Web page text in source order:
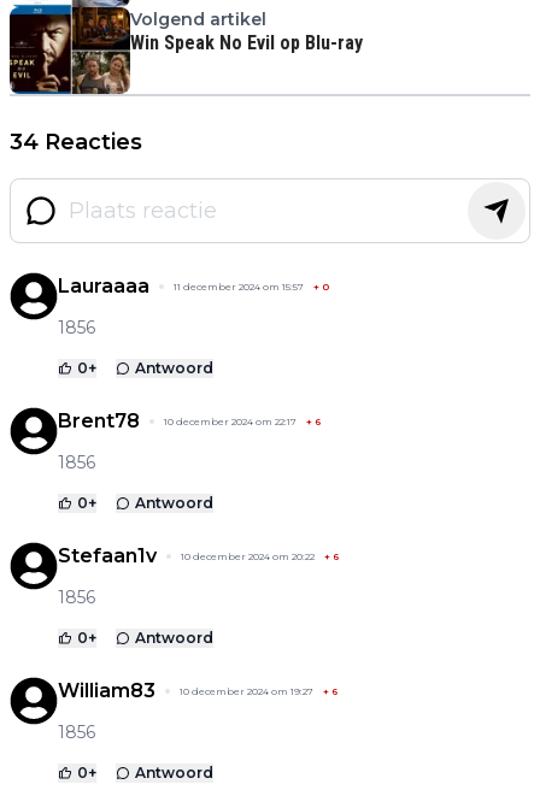
Volgend artikel
Win Speak No Evil op Blu-ray
34 Reacties
Lauraaaa 11 december 2024 om 15:57 + 0
1856
0+ Antwoord
Brent78 10 december 2024 om 22:17 + 6
1856
0+ Antwoord
Stefaan1v 10 december 2024 om 20:22 + 6
1856
0+ Antwoord
William83 10 december 2024 om 19:27 + 6
1856
0+ Antwoord